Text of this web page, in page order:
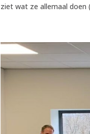
ziet wat ze allemaal doen